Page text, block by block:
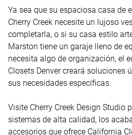
Ya sea que su espaciosa casa de
Cherry Creek necesite un lujoso
completarla, o si su casa estilo
Marston tiene un garaje lleno de
necesita algo de organización, el
Closets Denver creará soluciones
sus necesidades específicas.
Visite Cherry Creek Design Studio
sistemas de alta calidad, los
accesorios que ofrece California